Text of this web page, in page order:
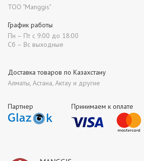
Партнер Принимаем к оплате
ТОО "Manggis"
Доставка товаров по Казахстану
Алматы, Астана, Актау и другие
График работы
Пн – Пт с 9:00 до 18:00
Сб – Вс выходные